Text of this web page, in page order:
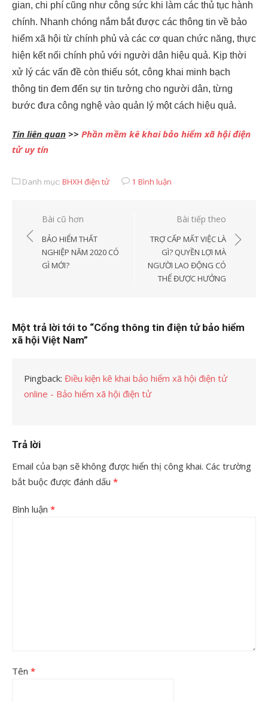
gian, chi phí cũng như công sức khi làm các thủ tục hành
chính. Nhanh chóng nắm bắt được các thông tin về bảo
hiểm xã hội từ chính phủ và các cơ quan chức năng, thực
hiện kết nối chính phủ với người dân hiệu quả. Kịp thời
xử lý các vấn đề còn thiếu sót, công khai minh bạch
thông tin đem đến sự tin tưởng cho người dân, từng
bước đưa công nghệ vào quản lý một cách hiệu quả.
Tin liên quan >> Phần mềm kê khai bảo hiểm xã hội điện
tử uy tín
Danh mục: BHXH điện tử 1 Bình luận
Điều
hướng
viết
Bài cũ hơn
BẢO HIỂM THẤT
NGHIỆP NĂM 2020 CÓ
GÌ MỚI?
Bài tiếp theo
TRỢ CẤP MẤT VIỆC LÀ
GÌ? QUYỀN LỢI MÀ
NGƯỜI LAO ĐỘNG CÓ
THỂ ĐƯỢC HƯỞNG
Một trả lời tới to “Cổng thông tin điện tử bảo hiểm
xã hội Việt Nam”
Pingback: Điều kiện kê khai bảo hiểm xã hội điện tử
online - Bảo hiểm xã hội điện tử
Trả lời
Email của bạn sẽ không được hiển thị công khai. Các trường
bắt buộc được đánh dấu *
Bình luận *
Tên *